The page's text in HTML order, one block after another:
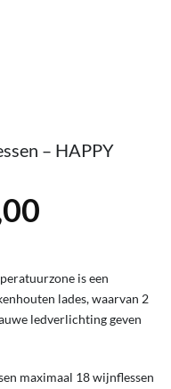
– HAPPY
Huidige
is:
€499,00.
is een
lades, waarvan 2
ledverlichting geven
maximaal 18 wijnflessen